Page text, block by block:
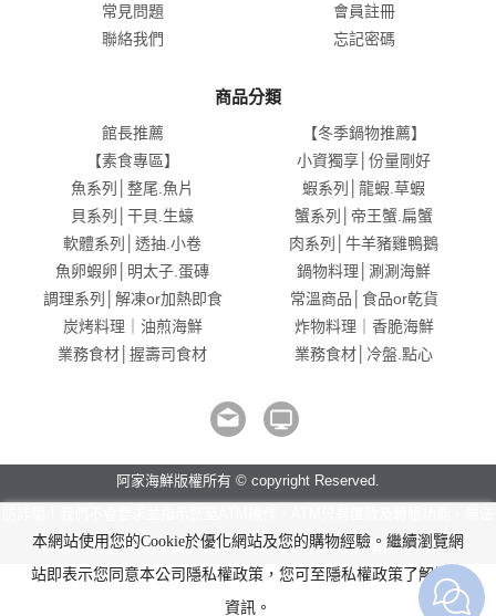
常見問題
聯絡我們
會員註冊
忘記密碼
商品分類
館長推薦
【冬季鍋物推薦】
【素食專區】
小資獨享│份量剛好
魚系列│整尾.魚片
蝦系列│龍蝦.草蝦
貝系列│干貝.生蠔
蟹系列│帝王蟹.扁蟹
軟體系列│透抽.小卷
肉系列│牛羊豬雞鴨鵝
魚卵蝦卵│明太子.蛋磚
鍋物料理│涮涮海鮮
調理系列│解凍or加熱即食
常溫商品│食品or乾貨
炭烤料理｜油煎海鮮
炸物料理｜香脆海鮮
業務食材│握壽司食材
業務食材│冷盤.點心
阿家海鮮版權所有 © copyright Reserved.
解除分期付款或訂單錯誤問題。隨時可撥打165反詐騙諮詢專線。
本網站使用您的Cookie於優化網站及您的購物經驗。繼續瀏覽網
站即表示您同意本公司隱私權政策，您可至隱私權政策了解詳細
資訊。